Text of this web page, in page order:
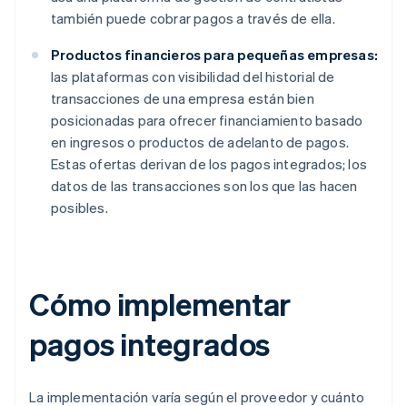
también puede cobrar pagos a través de ella.
Productos financieros para pequeñas empresas:
las plataformas con visibilidad del historial de
transacciones de una empresa están bien
posicionadas para ofrecer financiamiento basado
en ingresos o productos de adelanto de pagos.
Estas ofertas derivan de los pagos integrados; los
datos de las transacciones son los que las hacen
posibles.
Cómo implementar
pagos integrados
La implementación varía según el proveedor y cuánto